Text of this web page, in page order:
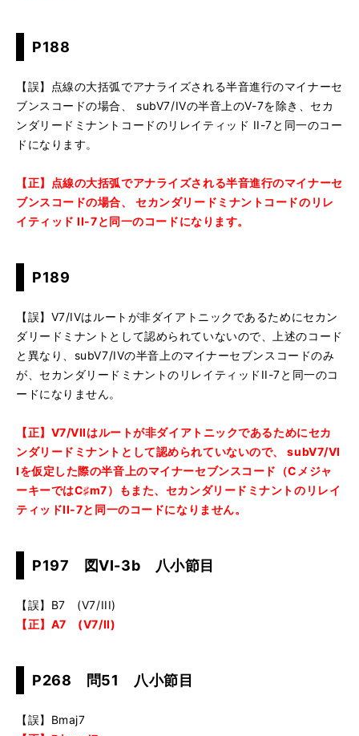
P188
【誤】点線の大括弧でアナライズされる半音進行のマイナーセ
ブンスコードの場合、 subV7/IVの半音上のV-7を除き、セカ
ンダリードミナントコードのリレイティッド II-7と同一のコー
ドになります。
【正】点線の大括弧でアナライズされる半音進行のマイナーセ
ブンスコードの場合、 セカンダリードミナントコードのリレ
イティッド II-7と同一のコードになります。
P189
【誤】V7/IVはルートが非ダイアトニックであるためにセカン
ダリードミナントとして認められていないので、上述のコード
と異なり、subV7/IVの半音上のマイナーセブンスコードのみ
が、セカンダリードミナントのリレイティッドII-7と同一のコ
ードになりません。
【正】V7/VIIはルートが非ダイアトニックであるためにセカ
ンダリードミナントとして認められていないので、 subV7/VI
Iを仮定した際の半音上のマイナーセブンスコード（Cメジャ
ーキーではC♯m7）もまた、セカンダリードミナントのリレイ
ティッドII-7と同一のコードになりません。
P197 図VI-3b 八小節目
【誤】B7 (V7/III)
【正】A7 (V7/II)
P268 問51 八小節目
【誤】Bmaj7